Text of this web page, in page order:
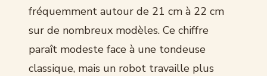
fréquemment autour de 21 cm à 22 cm
sur de nombreux modèles. Ce chiffre
paraît modeste face à une tondeuse
classique, mais un robot travaille plus